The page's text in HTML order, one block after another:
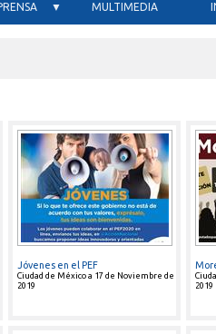
PRENSA ▼ MULTIMEDIA
Jóvenes en el PEF
Ciudad de México a 17 de Noviembre de
2019
2019